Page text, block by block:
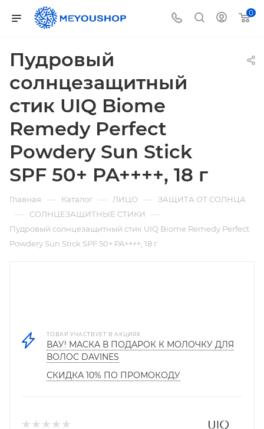
0
Пудровый
солнцезащитный
стик UIQ Biome
Remedy Perfect
Powdery Sun Stick
SPF 50+ PA++++, 18 г
Главная — Каталог — ЛИЦО — ЗАЩИТА ОТ СОЛНЦА
— СОЛНЦЕЗАЩИТНЫЕ СТИКИ —
Пудровый солнцезащитный стик UIQ Biome Remedy Perfect
Powdery Sun Stick SPF 50+ PA++++, 18 г
ТОВАР УЧАСТВУЕТ В АКЦИЯХ
ВАУ! МАСКА В ПОДАРОК К МОЛОЧКУ ДЛЯ
ВОЛОС DAVINES
СКИДКА 10% ПО ПРОМОКОДУ